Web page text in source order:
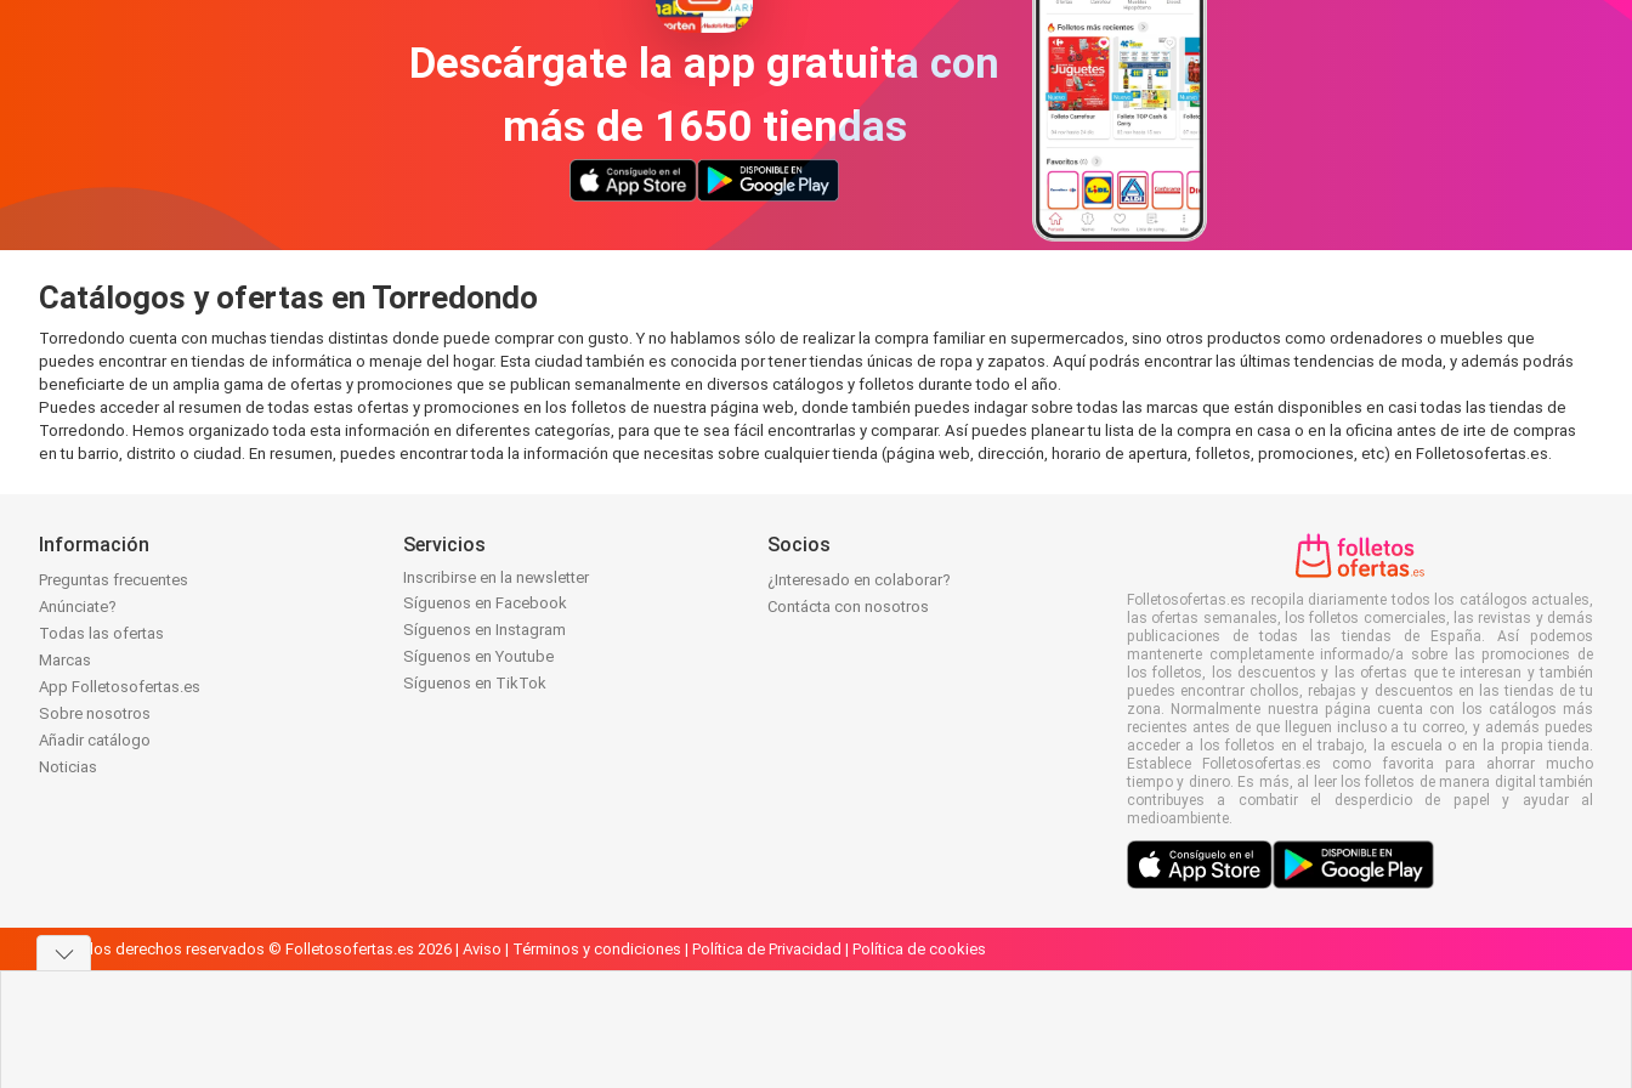
Descárgate la app gratuita con
más de 1650 tiendas
Catálogos y ofertas en Torredondo
Torredondo cuenta con muchas tiendas distintas donde puede comprar con gusto. Y no hablamos sólo de realizar la compra familiar en supermercados, sino otros productos como ordenadores o muebles que
puedes encontrar en tiendas de informática o menaje del hogar. Esta ciudad también es conocida por tener tiendas únicas de ropa y zapatos. Aquí podrás encontrar las últimas tendencias de moda, y además podrás
beneficiarte de un amplia gama de ofertas y promociones que se publican semanalmente en diversos catálogos y folletos durante todo el año.
Puedes acceder al resumen de todas estas ofertas y promociones en los folletos de nuestra página web, donde también puedes indagar sobre todas las marcas que están disponibles en casi todas las tiendas de
Torredondo. Hemos organizado toda esta información en diferentes categorías, para que te sea fácil encontrarlas y comparar. Así puedes planear tu lista de la compra en casa o en la oficina antes de irte de compras
en tu barrio, distrito o ciudad. En resumen, puedes encontrar toda la información que necesitas sobre cualquier tienda (página web, dirección, horario de apertura, folletos, promociones, etc) en Folletosofertas.es.
Información
Preguntas frecuentes
Anúnciate?
Todas las ofertas
Marcas
App Folletosofertas.es
Sobre nosotros
Añadir catálogo
Noticias
Servicios
Inscribirse en la newsletter
Síguenos en Facebook
Síguenos en Instagram
Síguenos en Youtube
Síguenos en TikTok
Socios
¿Interesado en colaborar?
Contácta con nosotros
Folletosofertas.es recopila diariamente todos los catálogos actuales,
las ofertas semanales, los folletos comerciales, las revistas y demás
publicaciones de todas las tiendas de España. Así podemos
mantenerte completamente informado/a sobre las promociones de
los folletos, los descuentos y las ofertas que te interesan y también
puedes encontrar chollos, rebajas y descuentos en las tiendas de tu
zona. Normalmente nuestra página cuenta con los catálogos más
recientes antes de que lleguen incluso a tu correo, y además puedes
acceder a los folletos en el trabajo, la escuela o en la propia tienda.
Establece Folletosofertas.es como favorita para ahorrar mucho
tiempo y dinero. Es más, al leer los folletos de manera digital también
contribuyes a combatir el desperdicio de papel y ayudar al
medioambiente.
Todos los derechos reservados © Folletosofertas.es 2026 | Aviso | Términos y condiciones | Política de Privacidad | Política de cookies